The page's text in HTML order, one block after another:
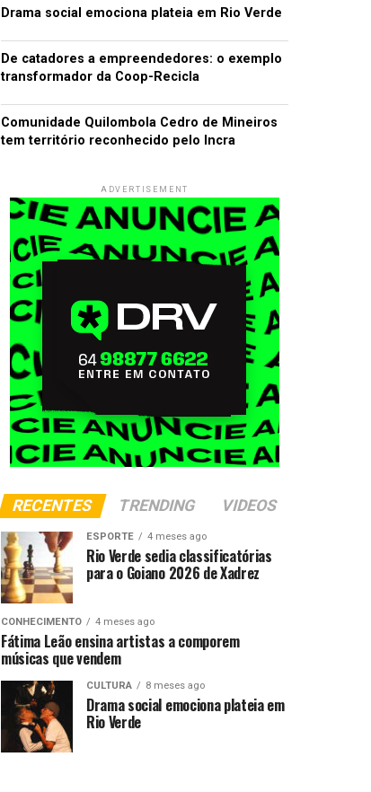
Drama social emociona plateia em Rio Verde
De catadores a empreendedores: o exemplo
transformador da Coop-Recicla
Comunidade Quilombola Cedro de Mineiros
tem território reconhecido pelo Incra
ADVERTISEMENT
RECENTES TRENDING VIDEOS
ESPORTE 4 meses ago
Rio Verde sedia classificatórias
para o Goiano 2026 de Xadrez
CONHECIMENTO 4 meses ago
Fátima Leão ensina artistas a comporem
músicas que vendem
CULTURA 8 meses ago
Drama social emociona plateia em
Rio Verde